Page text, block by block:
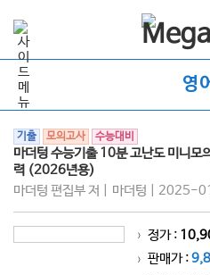
영
기출 모의고사 수능대비
마더텅 수능기출 10분 고난도 미니모
력 (2026년용)
마더텅 편집부 저 | 마더텅 | 2025-
> 정가 :
> 판매가 :